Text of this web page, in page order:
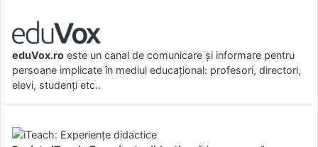
eduVox.ro este un canal de comunicare și informare pentru
persoane implicate în mediul educațional: profesori, directori,
elevi, studenți etc..